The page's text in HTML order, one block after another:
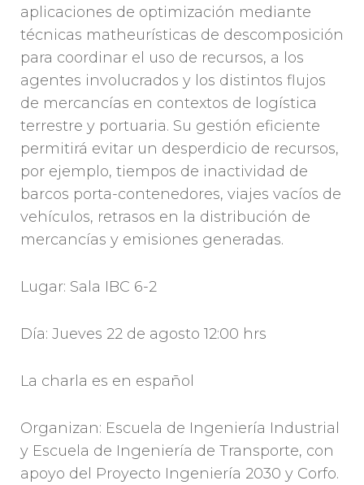
aplicaciones de optimización mediante
técnicas matheurísticas de descomposición
para coordinar el uso de recursos, a los
agentes involucrados y los distintos flujos
de mercancías en contextos de logística
terrestre y portuaria. Su gestión eficiente
permitirá evitar un desperdicio de recursos,
por ejemplo, tiempos de inactividad de
barcos porta-contenedores, viajes vacíos de
vehículos, retrasos en la distribución de
mercancías y emisiones generadas.
Lugar: Sala IBC 6-2
Día: Jueves 22 de agosto 12:00 hrs
La charla es en español
Organizan: Escuela de Ingeniería Industrial
y Escuela de Ingeniería de Transporte, con
apoyo del Proyecto Ingeniería 2030 y Corfo.